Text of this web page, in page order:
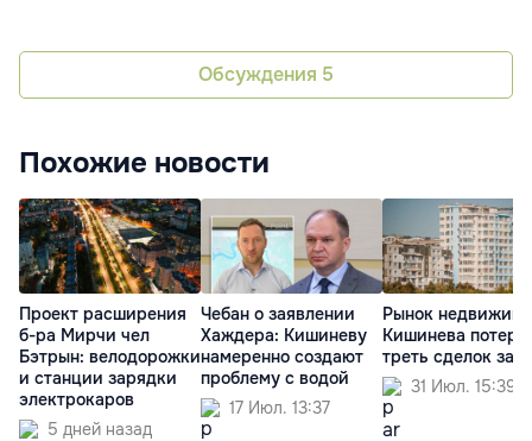
Обсуждения 5
Похожие новости
Проект расширения
б-ра Мирчи чел
Бэтрын: велодорожки
и станции зарядки
электрокаров
5 дней назад
Чебан о заявлении
Хаждера: Кишиневу
намеренно создают
проблему с водой
17 Июл. 13:37
Рынок
Кишинева
треть сделок за
31 Июл. 15:39